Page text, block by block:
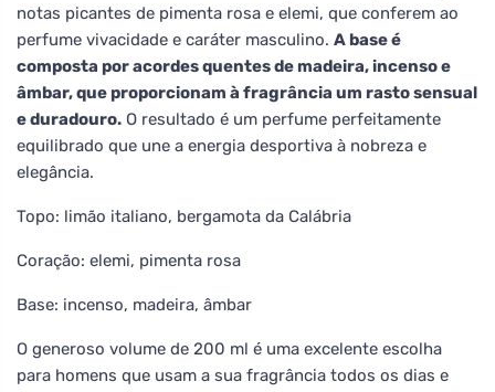
notas picantes de pimenta rosa e elemi, que conferem ao
perfume vivacidade e caráter masculino. A base é
composta por acordes quentes de madeira, incenso e
âmbar, que proporcionam à fragrância um rasto sensual
e duradouro. O resultado é um perfume perfeitamente
equilibrado que une a energia desportiva à nobreza e
elegância.
Topo: limão italiano, bergamota da Calábria
Coração: elemi, pimenta rosa
Base: incenso, madeira, âmbar
O generoso volume de 200 ml é uma excelente escolha
para homens que usam a sua fragrância todos os dias e